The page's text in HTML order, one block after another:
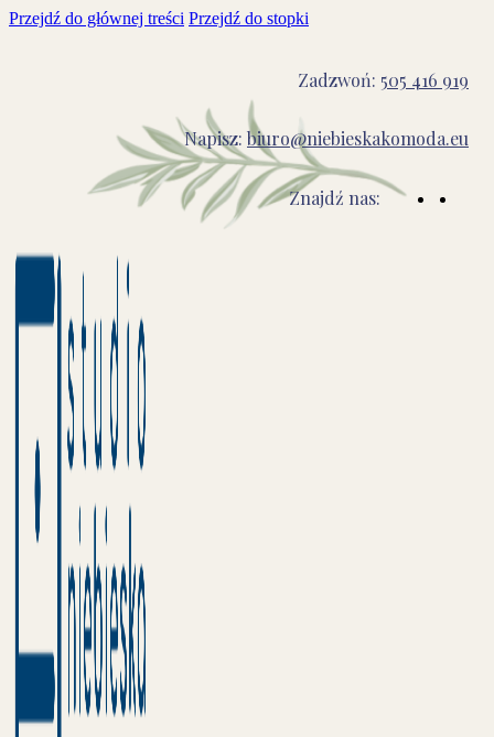
Przejdź do głównej treści Przejdź do stopki
Zadzwoń: 505 416 919
Napisz: biuro@niebieskakomoda.eu
Znajdź nas: